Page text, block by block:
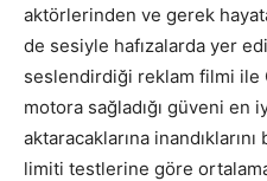
aktörlerinden ve gerek
de sesiyle hafızalarda yer
seslendirdiği reklam filmi ile
motora sağladığı güveni
aktaracaklarına
limiti testlerine göre